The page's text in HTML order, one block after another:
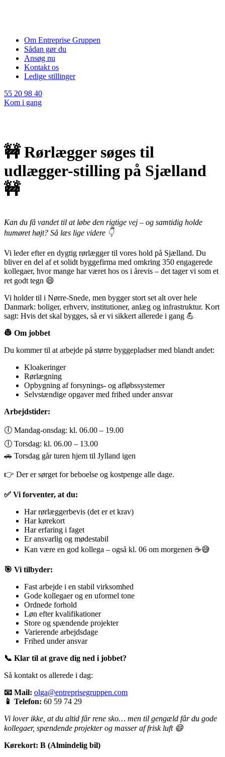
Om Entreprise Gruppen
Sådan gør du
Ansøg nu
Kontakt os
Ledige stillinger
55 20 98 40
Kom i gang
🚧 Rørlægger søges til
udlægger-stilling på Sjælland
🚧
Kan du få vandet til at løbe den rigtige vej – og samtidig holde
humøret højt? Så læs lige videre 👇
Vi leder efter en dygtig rørlægger til vores hold på Sjælland. Du
bliver en del af et solidt byggefirma med omkring 350 engagerede
kollegaer, hvor mange har været hos os i årevis – det tager vi som et
ret godt tegn 😄
Vi holder til i Nørre-Snede, men bygger stort set alt over hele
Danmark: boliger, erhverv, institutioner, anlæg og infrastruktur. Kort
sagt: Hvis det skal bygges, så er vi sikkert allerede i gang 💪
👷 Om jobbet
Du kommer til at arbejde på større byggepladser med blandt andet:
Kloakeringer
Rørlægning
Opbygning af forsynings- og afløbssystemer
Selvstændige opgaver med frihed under ansvar
Arbejdstider:
🕕 Mandag-onsdag: kl. 06.00 – 19.00
🕕 Torsdag: kl. 06.00 – 13.00
🚗 Torsdag går turen hjem til Jylland igen
👉 Der er sørget for beboelse og kostpenge alle dage.
✅ Vi forventer, at du:
Har rørlæggerbevis (det er et krav)
Har kørekort
Har erfaring i faget
Er ansvarlig og mødestabil
Kan være en god kollega – også kl. 06 om morgenen ☕😅
🎯 Vi tilbyder:
Fast arbejde i en stabil virksomhed
Gode kollegaer og en uformel tone
Ordnede forhold
Løn efter kvalifikationer
Store og spændende projekter
Varierende arbejdsdage
Frihed under ansvar
📞 Klar til at grave dig ned i jobbet?
Så kontakt os allerede i dag:
📧 Mail: olga@entreprisegruppen.com
📱 Telefon: 60 59 74 29
Vi lover ikke, at du altid får rene sko… men til gengæld får du gode
kollegaer, spændende projekter og masser af frisk luft 😄
Kørekort: B (Almindelig bil)